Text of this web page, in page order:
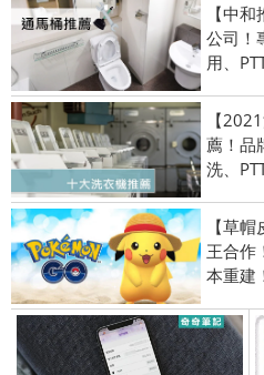
【中
公司！
用、
【
薦！品
洗、
【草
王合作
本重建